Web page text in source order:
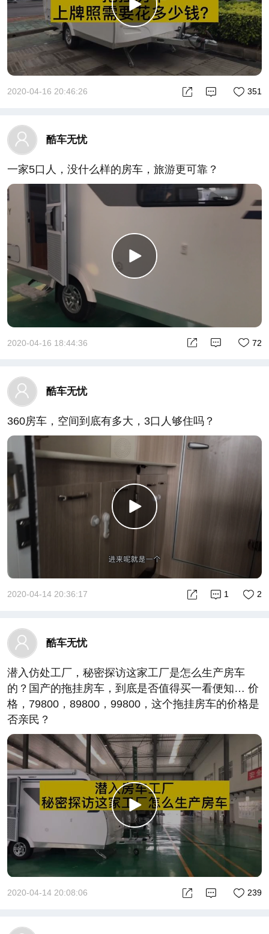
2020-04-16 20:46:26 351
酷车无忧
一家5口人，没什么样的房车，旅游更可靠？
2020-04-16 18:44:36 72
酷车无忧
360房车，空间到底有多大，3口人够住吗？
2020-04-14 20:36:17 2
1
酷车无忧
潜入仿处工厂，秘密探访这家工厂是怎么生产房车
的？国产的拖挂房车，到底是否值得买一看便知… 价
格，79800，89800，99800，这个拖挂房车的价格是
否亲民？
2020-04-14 20:08:06 239